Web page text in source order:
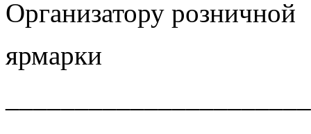
Организатору розничной
ярмарки